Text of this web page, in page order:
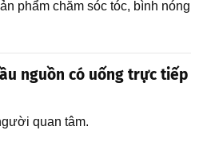
nguồn có uống trực tiếp
quan tâm.